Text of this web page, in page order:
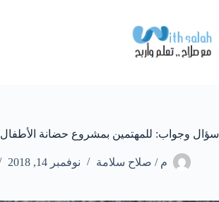
المحتوى
سؤال وجواب: للمهتمين بمشروع حضانة الأطفال
م / صلاح سلامة نوفمبر 14, 2018